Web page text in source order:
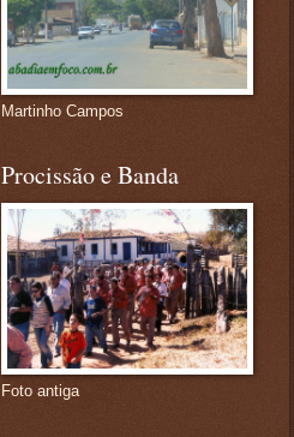
Martinho Campos
Procissão e Banda
Foto antiga